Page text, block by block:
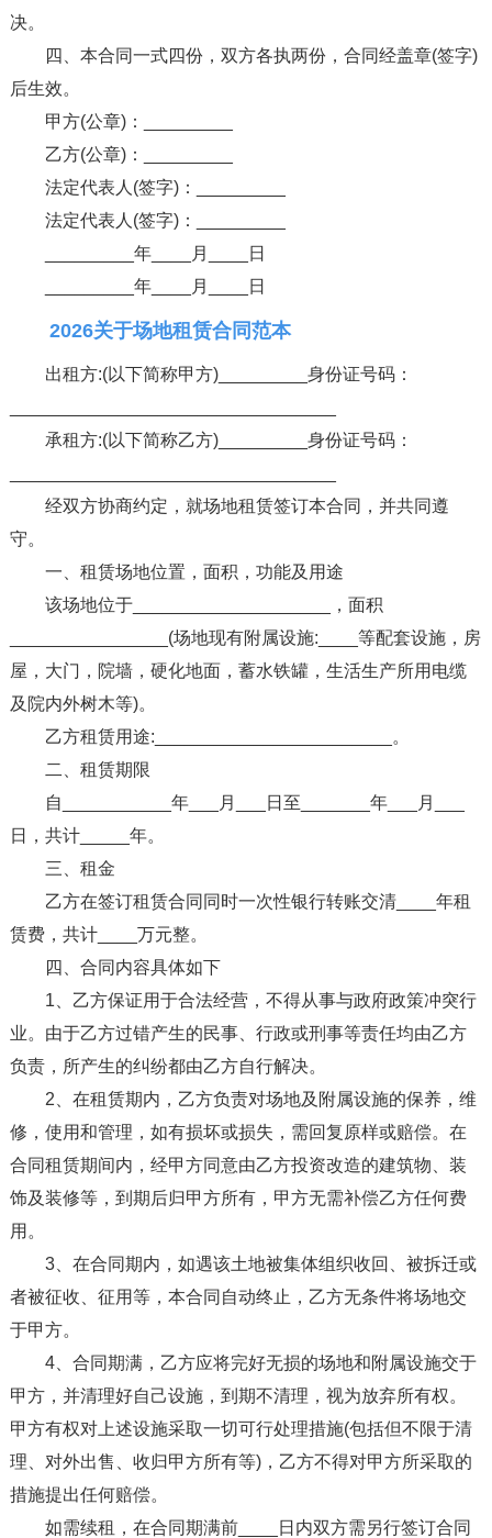
决。
四、本合同一式四份，双方各执两份，合同经盖章(签字)
后生效。
甲方(公章)：_________
乙方(公章)：_________
法定代表人(签字)：_________
法定代表人(签字)：_________
_________年____月____日
_________年____月____日
2026关于场地租赁合同范本
出租方:(以下简称甲方)_________身份证号码：
承租方:(以下简称乙方)_________身份证号码：
经双方协商约定，就场地租赁签订本合同，并共同遵
守。
一、租赁场地位置，面积，功能及用途
该场地位于____________________，面积
________________(场地现有附属设施:____等配套设施，房
屋，大门，院墙，硬化地面，蓄水铁罐，生活生产所用电缆
及院内外树木等)。
乙方租赁用途:________________________。
二、租赁期限
自___________年___月___日至_______年___月___
日，共计_____年。
三、租金
乙方在签订租赁合同同时一次性银行转账交清____年租
赁费，共计____万元整。
四、合同内容具体如下
1、乙方保证用于合法经营，不得从事与政府政策冲突行
业。由于乙方过错产生的民事、行政或刑事等责任均由乙方
负责，所产生的纠纷都由乙方自行解决。
2、在租赁期内，乙方负责对场地及附属设施的保养，维
修，使用和管理，如有损坏或损失，需回复原样或赔偿。在
合同租赁期间内，经甲方同意由乙方投资改造的建筑物、装
饰及装修等，到期后归甲方所有，甲方无需补偿乙方任何费
用。
3、在合同期内，如遇该土地被集体组织收回、被拆迁或
者被征收、征用等，本合同自动终止，乙方无条件将场地交
于甲方。
4、合同期满，乙方应将完好无损的场地和附属设施交于
甲方，并清理好自己设施，到期不清理，视为放弃所有权。
甲方有权对上述设施采取一切可行处理措施(包括但不限于清
理、对外出售、收归甲方所有等)，乙方不得对甲方所采取的
措施提出任何赔偿。
如需续租，在合同期满前____日内双方需另行签订合同